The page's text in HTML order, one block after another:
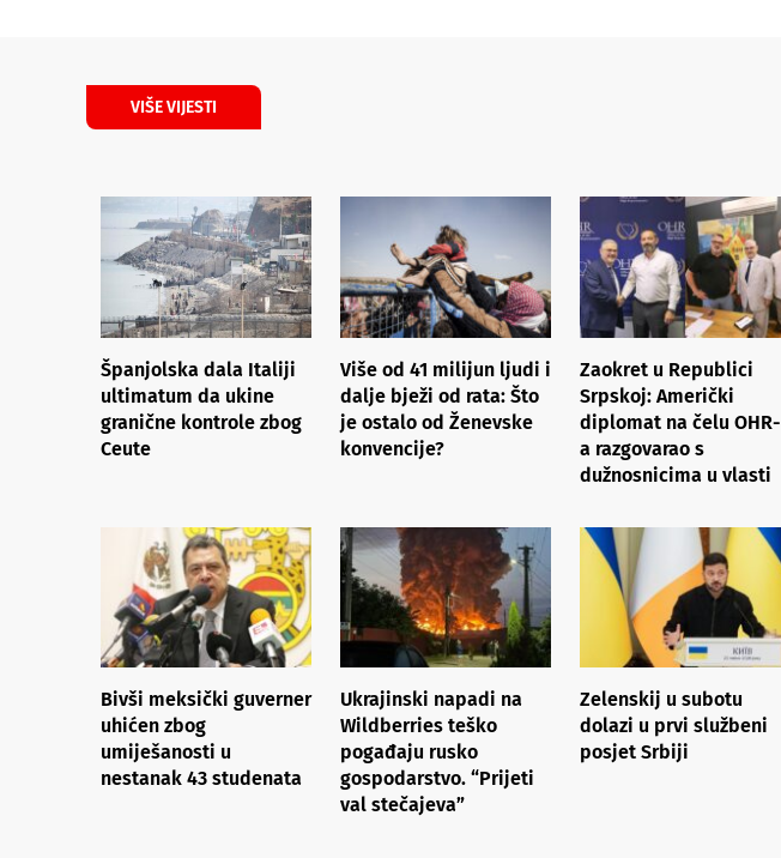
VIŠE VIJESTI
Španjolska dala Italiji
ultimatum da ukine
granične kontrole zbog
Ceute
Više od 41 milijun ljudi i
dalje bježi od rata: Što
je ostalo od Ženevske
konvencije?
Zaokret u Republici
Srpskoj: Američki
diplomat na čelu OHR-
a razgovarao s
dužnosnicima u vlasti
Bivši meksički guverner
uhićen zbog
umiješanosti u
nestanak 43 studenata
Ukrajinski napadi na
Wildberries teško
pogađaju rusko
gospodarstvo. “Prijeti
val stečajeva”
Zelenskij u subotu
dolazi u prvi službeni
posjet Srbiji